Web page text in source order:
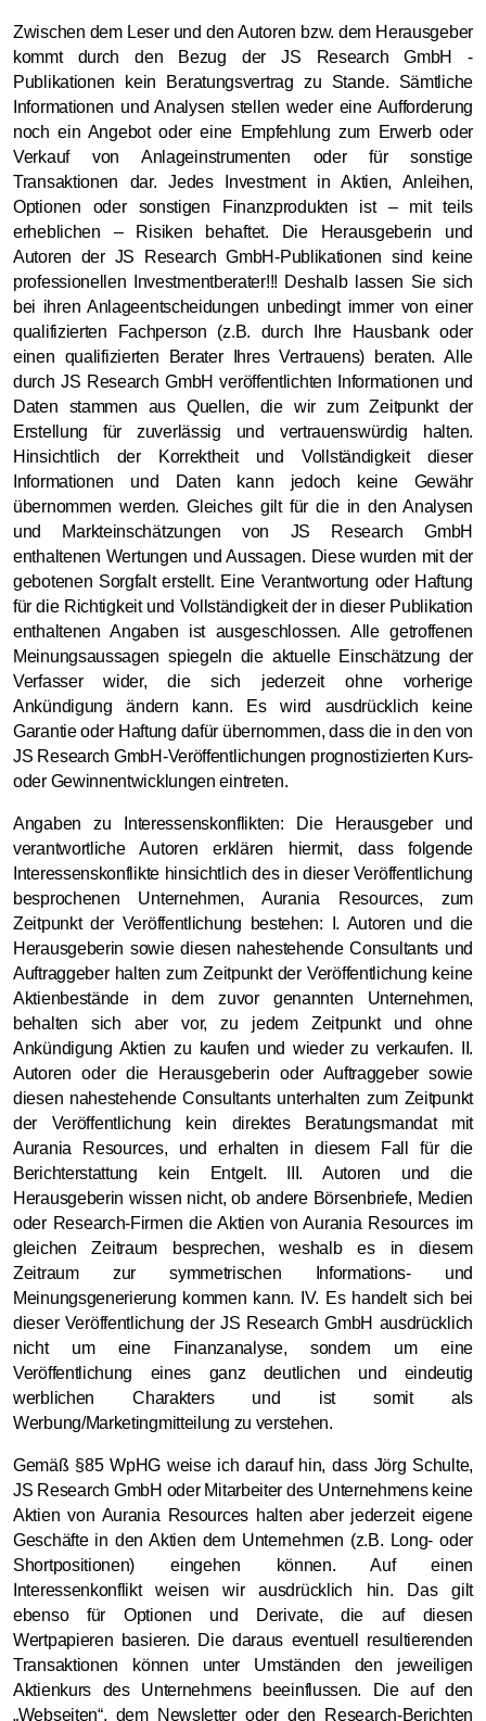
Zwischen dem Leser und den Autoren bzw. dem Herausgeber
kommt durch den Bezug der JS Research GmbH -
Publikationen kein Beratungsvertrag zu Stande. Sämtliche
Informationen und Analysen stellen weder eine Aufforderung
noch ein Angebot oder eine Empfehlung zum Erwerb oder
Verkauf von Anlageinstrumenten oder für sonstige
Transaktionen dar. Jedes Investment in Aktien, Anleihen,
Optionen oder sonstigen Finanzprodukten ist – mit teils
erheblichen – Risiken behaftet. Die Herausgeberin und
Autoren der JS Research GmbH-Publikationen sind keine
professionellen Investmentberater!!! Deshalb lassen Sie sich
bei ihren Anlageentscheidungen unbedingt immer von einer
qualifizierten Fachperson (z.B. durch Ihre Hausbank oder
einen qualifizierten Berater Ihres Vertrauens) beraten. Alle
durch JS Research GmbH veröffentlichten Informationen und
Daten stammen aus Quellen, die wir zum Zeitpunkt der
Erstellung für zuverlässig und vertrauenswürdig halten.
Hinsichtlich der Korrektheit und Vollständigkeit dieser
Informationen und Daten kann jedoch keine Gewähr
übernommen werden. Gleiches gilt für die in den Analysen
und Markteinschätzungen von JS Research GmbH
enthaltenen Wertungen und Aussagen. Diese wurden mit der
gebotenen Sorgfalt erstellt. Eine Verantwortung oder Haftung
für die Richtigkeit und Vollständigkeit der in dieser Publikation
enthaltenen Angaben ist ausgeschlossen. Alle getroffenen
Meinungsaussagen spiegeln die aktuelle Einschätzung der
Verfasser wider, die sich jederzeit ohne vorherige
Ankündigung ändern kann. Es wird ausdrücklich keine
Garantie oder Haftung dafür übernommen, dass die in den von
JS Research GmbH-Veröffentlichungen prognostizierten Kurs-
oder Gewinnentwicklungen eintreten.
Angaben zu Interessenskonflikten: Die Herausgeber und
verantwortliche Autoren erklären hiermit, dass folgende
Interessenskonflikte hinsichtlich des in dieser Veröffentlichung
besprochenen Unternehmen, Aurania Resources, zum
Zeitpunkt der Veröffentlichung bestehen: I. Autoren und die
Herausgeberin sowie diesen nahestehende Consultants und
Auftraggeber halten zum Zeitpunkt der Veröffentlichung keine
Aktienbestände in dem zuvor genannten Unternehmen,
behalten sich aber vor, zu jedem Zeitpunkt und ohne
Ankündigung Aktien zu kaufen und wieder zu verkaufen. II.
Autoren oder die Herausgeberin oder Auftraggeber sowie
diesen nahestehende Consultants unterhalten zum Zeitpunkt
der Veröffentlichung kein direktes Beratungsmandat mit
Aurania Resources, und erhalten in diesem Fall für die
Berichterstattung kein Entgelt. III. Autoren und die
Herausgeberin wissen nicht, ob andere Börsenbriefe, Medien
oder Research-Firmen die Aktien von Aurania Resources im
gleichen Zeitraum besprechen, weshalb es in diesem
Zeitraum zur symmetrischen Informations- und
Meinungsgenerierung kommen kann. IV. Es handelt sich bei
dieser Veröffentlichung der JS Research GmbH ausdrücklich
nicht um eine Finanzanalyse, sondern um eine
Veröffentlichung eines ganz deutlichen und eindeutig
werblichen Charakters und ist somit als
Werbung/Marketingmitteilung zu verstehen.
Gemäß §85 WpHG weise ich darauf hin, dass Jörg Schulte,
JS Research GmbH oder Mitarbeiter des Unternehmens keine
Aktien von Aurania Resources halten aber jederzeit eigene
Geschäfte in den Aktien dem Unternehmen (z.B. Long- oder
Shortpositionen) eingehen können. Auf einen
Interessenkonflikt weisen wir ausdrücklich hin. Das gilt
ebenso für Optionen und Derivate, die auf diesen
Wertpapieren basieren. Die daraus eventuell resultierenden
Transaktionen können unter Umständen den jeweiligen
Aktienkurs des Unternehmens beeinflussen. Die auf den
„Webseiten“, dem Newsletter oder den Research-Berichten